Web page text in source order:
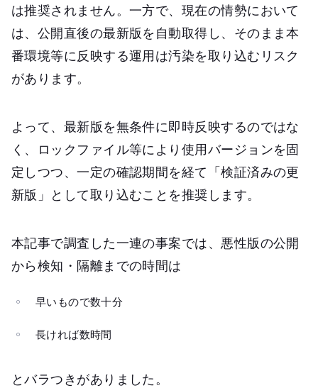
は推奨されません。一方で、現在の情勢において
は、公開直後の最新版を自動取得し、そのまま本
番環境等に反映する運用は汚染を取り込むリスク
があります。
よって、最新版を無条件に即時反映するのではな
く、ロックファイル等により使用バージョンを固
定しつつ、一定の確認期間を経て「検証済みの更
新版」として取り込むことを推奨します。
本記事で調査した一連の事案では、悪性版の公開
から検知・隔離までの時間は
早いもので数十分
長ければ数時間
とバラつきがありました。